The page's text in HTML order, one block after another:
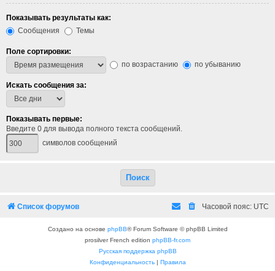
Показывать результаты как:
Сообщения
Темы
Поле сортировки:
по возрастанию
по убыванию
Искать сообщения за:
Показывать первые:
Введите 0 для вывода полного текста сообщений.
символов сообщений
Список форумов Часовой пояс: UTC
Создано на основе phpBB® Forum Software © phpBB Limited
prosilver French edition phpBB-fr.com
Русская поддержка phpBB
Конфиденциальность| Правила